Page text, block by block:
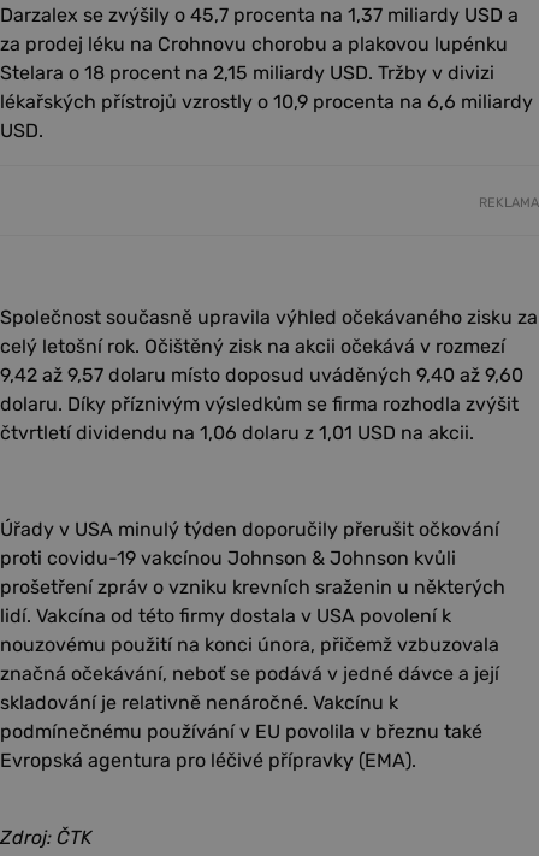
Darzalex se zvýšily o 45,7 procenta na 1,37 miliardy USD a
za prodej léku na Crohnovu chorobu a plakovou lupénku
Stelara o 18 procent na 2,15 miliardy USD. Tržby v divizi
lékařských přístrojů vzrostly o 10,9 procenta na 6,6 miliardy
USD.
REKLAMA
Společnost současně upravila výhled očekávaného zisku za
celý letošní rok. Očištěný zisk na akcii očekává v rozmezí
9,42 až 9,57 dolaru místo doposud uváděných 9,40 až 9,60
dolaru. Díky příznivým výsledkům se firma rozhodla zvýšit
čtvrtletí dividendu na 1,06 dolaru z 1,01 USD na akcii.
Úřady v USA minulý týden doporučily přerušit očkování
proti covidu-19 vakcínou Johnson & Johnson kvůli
prošetření zpráv o vzniku krevních sraženin u některých
lidí. Vakcína od této firmy dostala v USA povolení k
nouzovému použití na konci února, přičemž vzbuzovala
značná očekávání, neboť se podává v jedné dávce a její
skladování je relativně nenáročné. Vakcínu k
podmínečnému používání v EU povolila v březnu také
Evropská agentura pro léčivé přípravky (EMA).
Zdroj: ČTK